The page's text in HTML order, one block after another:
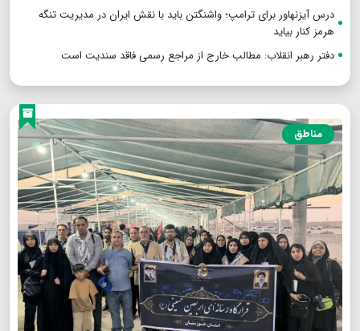
درس آیزنهاور برای ترامپ؛ واشنگتن باید با نقش ایران در مدیریت تنگه
هرمز کنار بیاید
دفتر رهبر انقلاب: مطالب خارج از مراجع رسمی فاقد سندیت است
مناطق